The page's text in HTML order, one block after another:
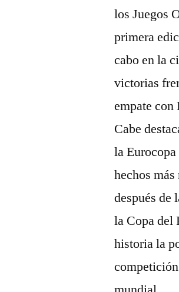
los Juegos
primera
cabo en la
victorias
empate con
Cabe
la
hechos
después de
la Copa del
historia la